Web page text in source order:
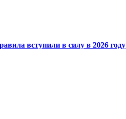
вступили в силу в 2026 году